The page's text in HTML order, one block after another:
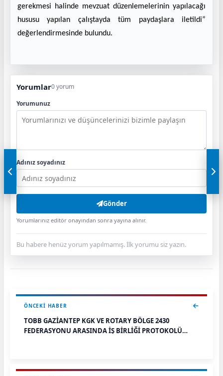
gerekmesi halinde mevzuat düzenlemelerinin yapılacağı
hususu yapılan çalıştayda tüm paydaşlara iletildi”
değerlendirmesinde bulundu.
Yorumlar0 yorum
Yorumunuz
Adınız soyadınız
Gönder
Yorumlarınız editör onayından sonra yayına alınır.
Bu habere henüz yorum yapılmamış. İlk yorumu siz yazın.
ÖNCEKI HABER
TOBB GAZİANTEP KGK VE ROTARY BÖLGE 2430
FEDERASYONU ARASINDA İŞ BİRLİĞİ PROTOKOLÜ